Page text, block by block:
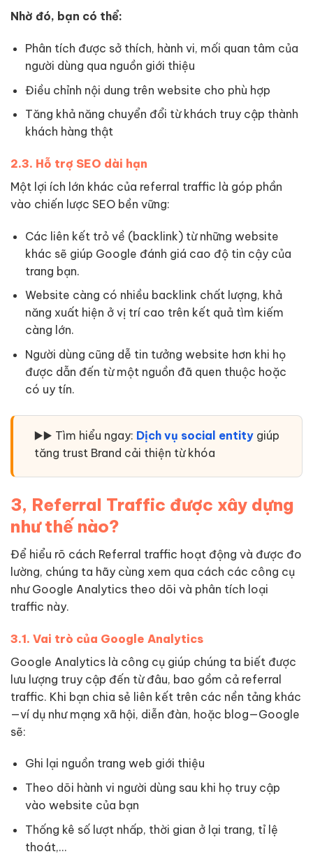
Nhờ đó, bạn có thể:
Phân tích được sở thích, hành vi, mối quan tâm của
người dùng qua nguồn giới thiệu
Điều chỉnh nội dung trên website cho phù hợp
Tăng khả năng chuyển đổi từ khách truy cập thành
khách hàng thật
2.3. Hỗ trợ SEO dài hạn
Một lợi ích lớn khác của referral traffic là góp phần
vào chiến lược SEO bền vững:
Các liên kết trỏ về (backlink) từ những website
khác sẽ giúp Google đánh giá cao độ tin cậy của
trang bạn.
Website càng có nhiều backlink chất lượng, khả
năng xuất hiện ở vị trí cao trên kết quả tìm kiếm
càng lớn.
Người dùng cũng dễ tin tưởng website hơn khi họ
được dẫn đến từ một nguồn đã quen thuộc hoặc
có uy tín.
▶️▶️ Tìm hiểu ngay: Dịch vụ social entity giúp
tăng trust Brand cải thiện từ khóa
3, Referral Traffic được xây dựng
như thế nào?
Để hiểu rõ cách Referral traffic hoạt động và được đo
lường, chúng ta hãy cùng xem qua cách các công cụ
như Google Analytics theo dõi và phân tích loại
traffic này.
3.1. Vai trò của Google Analytics
Google Analytics là công cụ giúp chúng ta biết được
lưu lượng truy cập đến từ đâu, bao gồm cả referral
traffic. Khi bạn chia sẻ liên kết trên các nền tảng khác
—ví dụ như mạng xã hội, diễn đàn, hoặc blog—Google
sẽ:
Ghi lại nguồn trang web giới thiệu
Theo dõi hành vi người dùng sau khi họ truy cập
vào website của bạn
Thống kê số lượt nhấp, thời gian ở lại trang, tỉ lệ
thoát,…